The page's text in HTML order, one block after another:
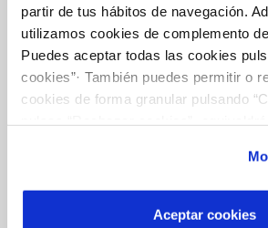
partir de tus hábitos de navegación.
utilizamos cookies de complemento
Puedes aceptar todas las cookies
cookies”· También puedes permitir o
cookies de forma granular pulsando
son indispensables para que el sitio
por tanto no se pueden desactivar.
más información en nuestraPolítica
Aceptar cookies
Gestiones Online
FACTURAS, PAGOS Y CONSUMOS